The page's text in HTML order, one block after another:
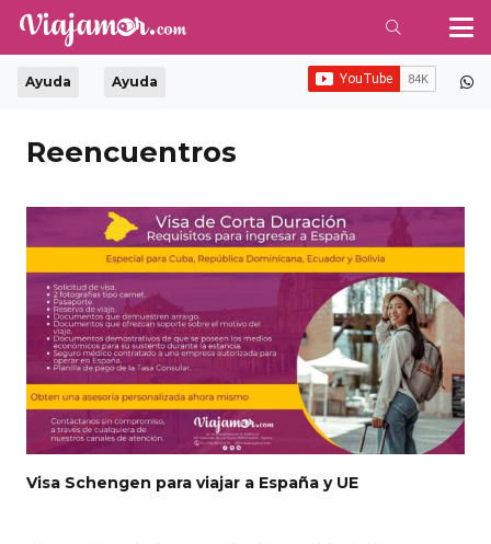
Ayuda Ayuda
Reencuentros
Visa Schengen para viajar a España y UE